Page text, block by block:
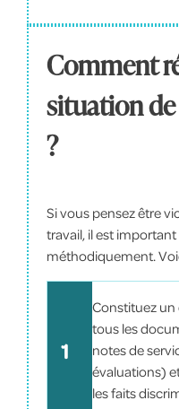
Comment
situation
?
Si vous pensez être
travail, il est
méthodiquement.
1
Constituez un
tous les
notes de
évaluations)
les faits